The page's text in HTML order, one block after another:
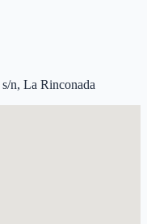
n, La Rinconada